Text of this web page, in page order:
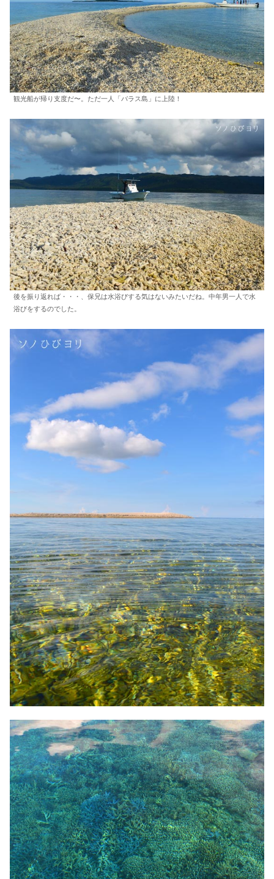
観光船が帰り支度だ〜。ただ一人「バラス島」に上陸！
後を振り返れば・・・、保兄は水浴びする気はないみたいだね。中年男一人で水
浴びをするのでした。